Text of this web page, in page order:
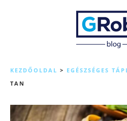
KEZDŐOLDAL > EGÉSZSÉGES
TAN